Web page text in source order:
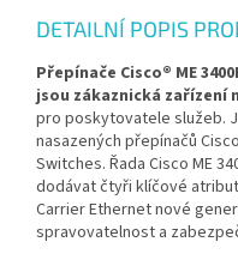
DETAILNÍ POPIS
Přepínače Cisco® ME
jsou zákaznická zařízení
pro poskytovatele služeb.
nasazených přepínačů
Switches. Řada Cisco ME
dodávat čtyři klíčové
Carrier Ethernet nové
spravovatelnost a